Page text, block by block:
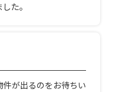
た。
が出るのをお待ちい